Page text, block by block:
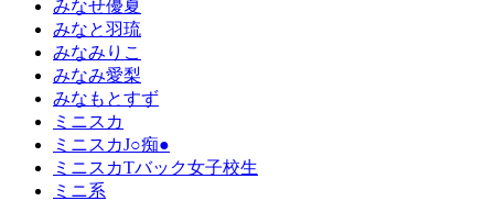
みなせ優夏
みなと羽琉
みなみりこ
みなみ愛梨
みなもとすず
ミニスカ
ミニスカJ○痴●
ミニスカTバック女子校生
ミニ系